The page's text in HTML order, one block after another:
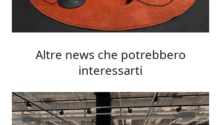
Altre news che potrebbero
interessarti